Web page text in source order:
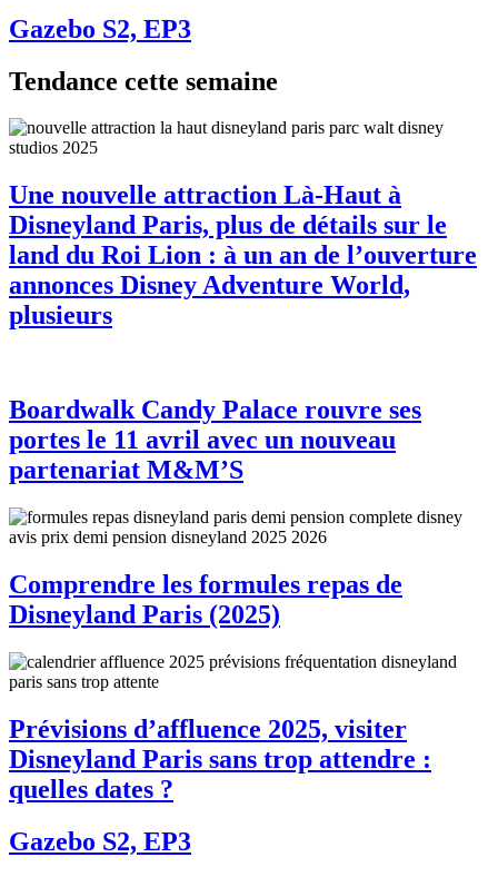
Gazebo S2, EP3
Tendance cette semaine
Une nouvelle attraction Là-Haut à
Disneyland Paris, plus de détails sur le
land du Roi Lion : à un an de l’ouverture
annonces Disney Adventure World,
plusieurs
Boardwalk Candy Palace rouvre ses
portes le 11 avril avec un nouveau
partenariat M&M’S
Comprendre les formules repas de
Disneyland Paris (2025)
Prévisions d’affluence 2025, visiter
Disneyland Paris sans trop attendre :
quelles dates ?
Gazebo S2, EP3